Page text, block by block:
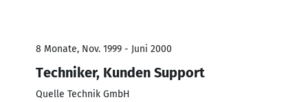
8 Monate, Nov. 1999 - Juni 2000
Techniker, Kunden Support
Quelle Technik GmbH